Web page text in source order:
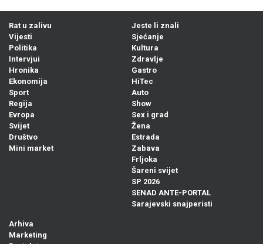
Rat u zalivu
Vijesti
Politika
Intervjui
Hronika
Ekonomija
Sport
Regija
Evropa
Svijet
Društvo
Mini market
Jeste li znali
Sjećanje
Kultura
Zdravlje
Gastro
HiTec
Auto
Show
Sex i grad
Žena
Estrada
Zabava
Frljoka
Šareni svijet
SP 2026
SENAD ANTE-PORTAL
Sarajevski snajperisti
Arhiva
Marketing